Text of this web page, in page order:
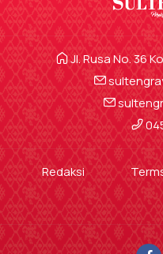
Jl. Rusa No. 36
Redaksi